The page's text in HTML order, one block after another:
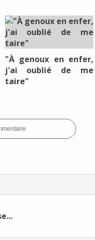
"À genoux en enfer,
j'ai oublié de me
taire"